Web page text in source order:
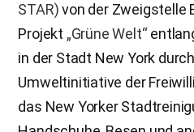
STAR)von der Zweigstelle
Projekt „Grüne Welt“
in der Stadt New York
Umweltinitiative der
das New Yorker